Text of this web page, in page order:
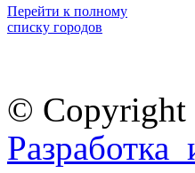
Перейти к полному
списку городов
© Copyright
Разработка